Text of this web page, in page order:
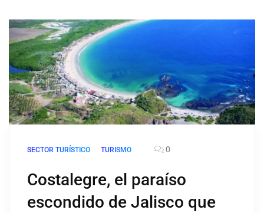
SECTOR TURÍSTICO TURISMO 0
Costalegre, el paraíso
escondido de Jalisco que